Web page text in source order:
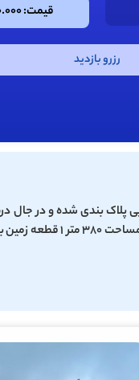
قیمت: 3,500.000 تومان
رزرو بازدید